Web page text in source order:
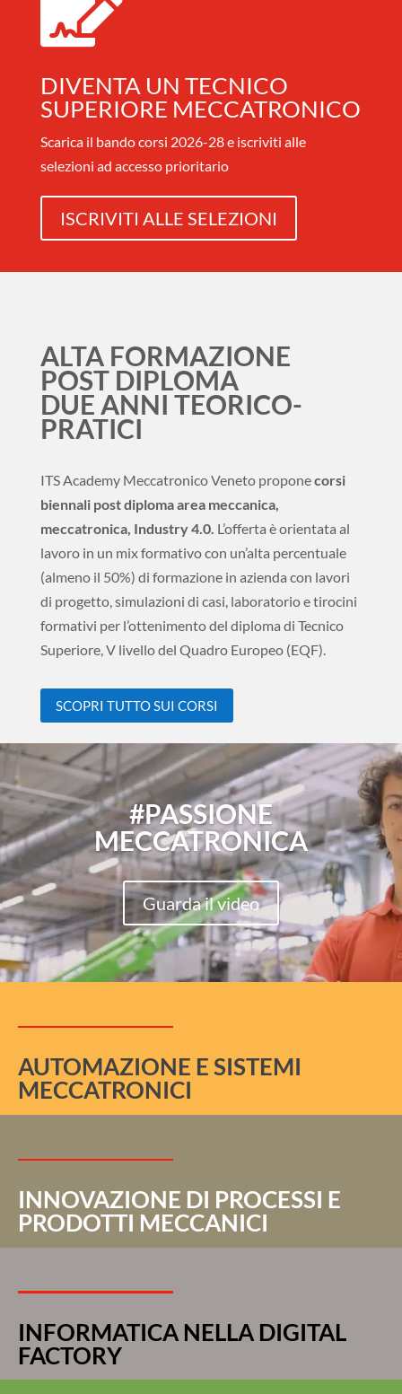
DIVENTA UN TECNICO
SUPERIORE MECCATRONICO
Scarica il bando corsi 2026-28 e iscriviti alle
selezioni ad accesso prioritario
ISCRIVITI ALLE SELEZIONI
ALTA FORMAZIONE
POST DIPLOMA
DUE ANNI TEORICO-
PRATICI
ITS Academy Meccatronico Veneto proponecorsi
biennali post diploma area meccanica,
meccatronica, Industry 4.0. L’offerta è orientata al
lavoro in un mix formativo con un’alta percentuale
(almeno il 50%) di formazione in azienda con lavori
di progetto, simulazioni di casi, laboratorio e tirocini
formativi per l’ottenimento del diploma di Tecnico
Superiore, V livello del Quadro Europeo (EQF).
SCOPRI TUTTO SUI CORSI
#PASSIONE
MECCATRONICA
Guarda il video
AUTOMAZIONE E SISTEMI
MECCATRONICI
INNOVAZIONE DI PROCESSI E
PRODOTTI MECCANICI
INFORMATICA NELLA DIGITAL
FACTORY